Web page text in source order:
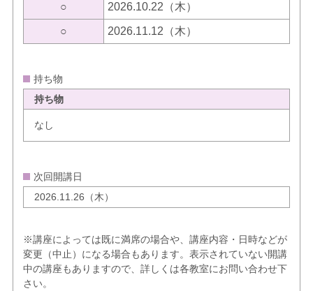
○ 2026.10.22（木）
○ 2026.11.12（木）
持ち物
持ち物
なし
次回開講日
2026.11.26（木）
※講座によっては既に満席の場合や、講座内容・日時などが
変更（中止）になる場合もあります。表示されていない開講
中の講座もありますので、詳しくは各教室にお問い合わせ下
さい。